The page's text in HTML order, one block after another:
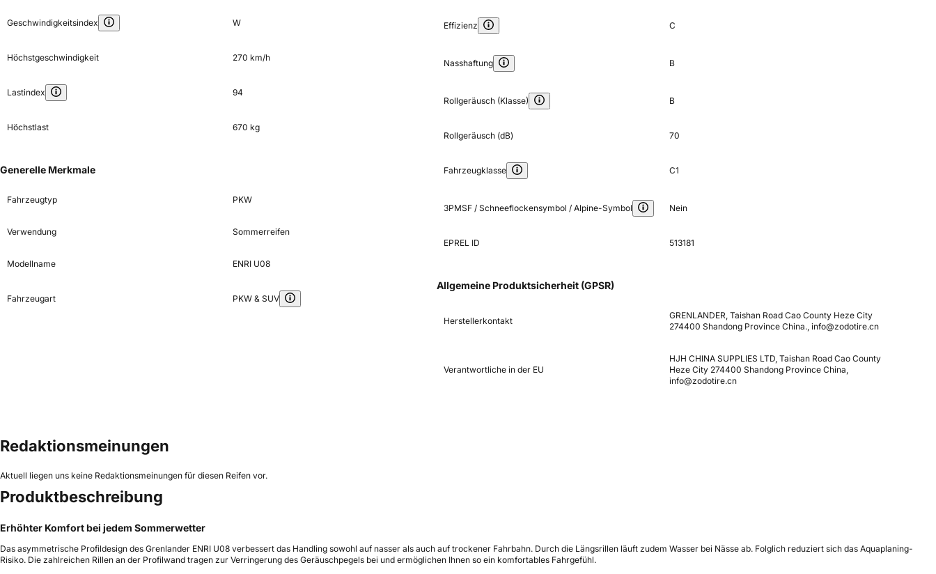
Geschwindigkeitsindex W
Höchstgeschwindigkeit 270 km/h
Lastindex 94
Höchstlast 670 kg
Generelle Merkmale
Fahrzeugtyp PKW
Verwendung Sommerreifen
Modellname ENRI U08
Fahrzeugart PKW & SUV
Effizienz C
Nasshaftung B
Rollgeräusch (Klasse) B
Rollgeräusch (dB) 70
Fahrzeugklasse C1
3PMSF / Schneeflockensymbol / Alpine-Symbol Nein
EPREL ID 513181
Allgemeine Produktsicherheit (GPSR)
Herstellerkontakt
GRENLANDER, Taishan Road Cao County Heze City
274400 Shandong Province China., info@zodotire.cn
Verantwortliche in der EU
HJH CHINA SUPPLIES LTD, Taishan Road Cao County
Heze City 274400 Shandong Province China,
info@zodotire.cn
Redaktionsmeinungen
Aktuell liegen uns keine Redaktionsmeinungen für diesen Reifen vor.
Produktbeschreibung
Erhöhter Komfort bei jedem Sommerwetter
Das asymmetrische Profildesign des Grenlander ENRI U08 verbessert das Handling sowohl auf nasser als auch auf trockener Fahrbahn. Durch die Längsrillen läuft zudem Wasser bei Nässe ab. Folglich reduziert sich das Aquaplaning-
Risiko. Die zahlreichen Rillen an der Profilwand tragen zur Verringerung des Geräuschpegels bei und ermöglichen Ihnen so ein komfortables Fahrgefühl.